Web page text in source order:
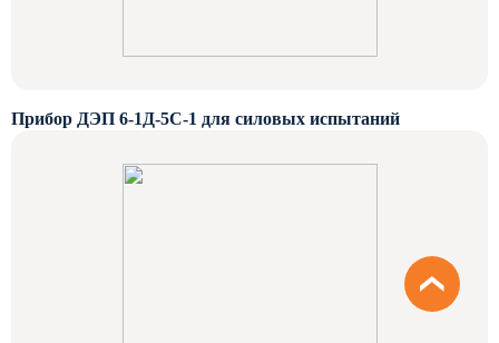
Прибор ДЭП 6-1Д-5С-1 для силовых испытаний